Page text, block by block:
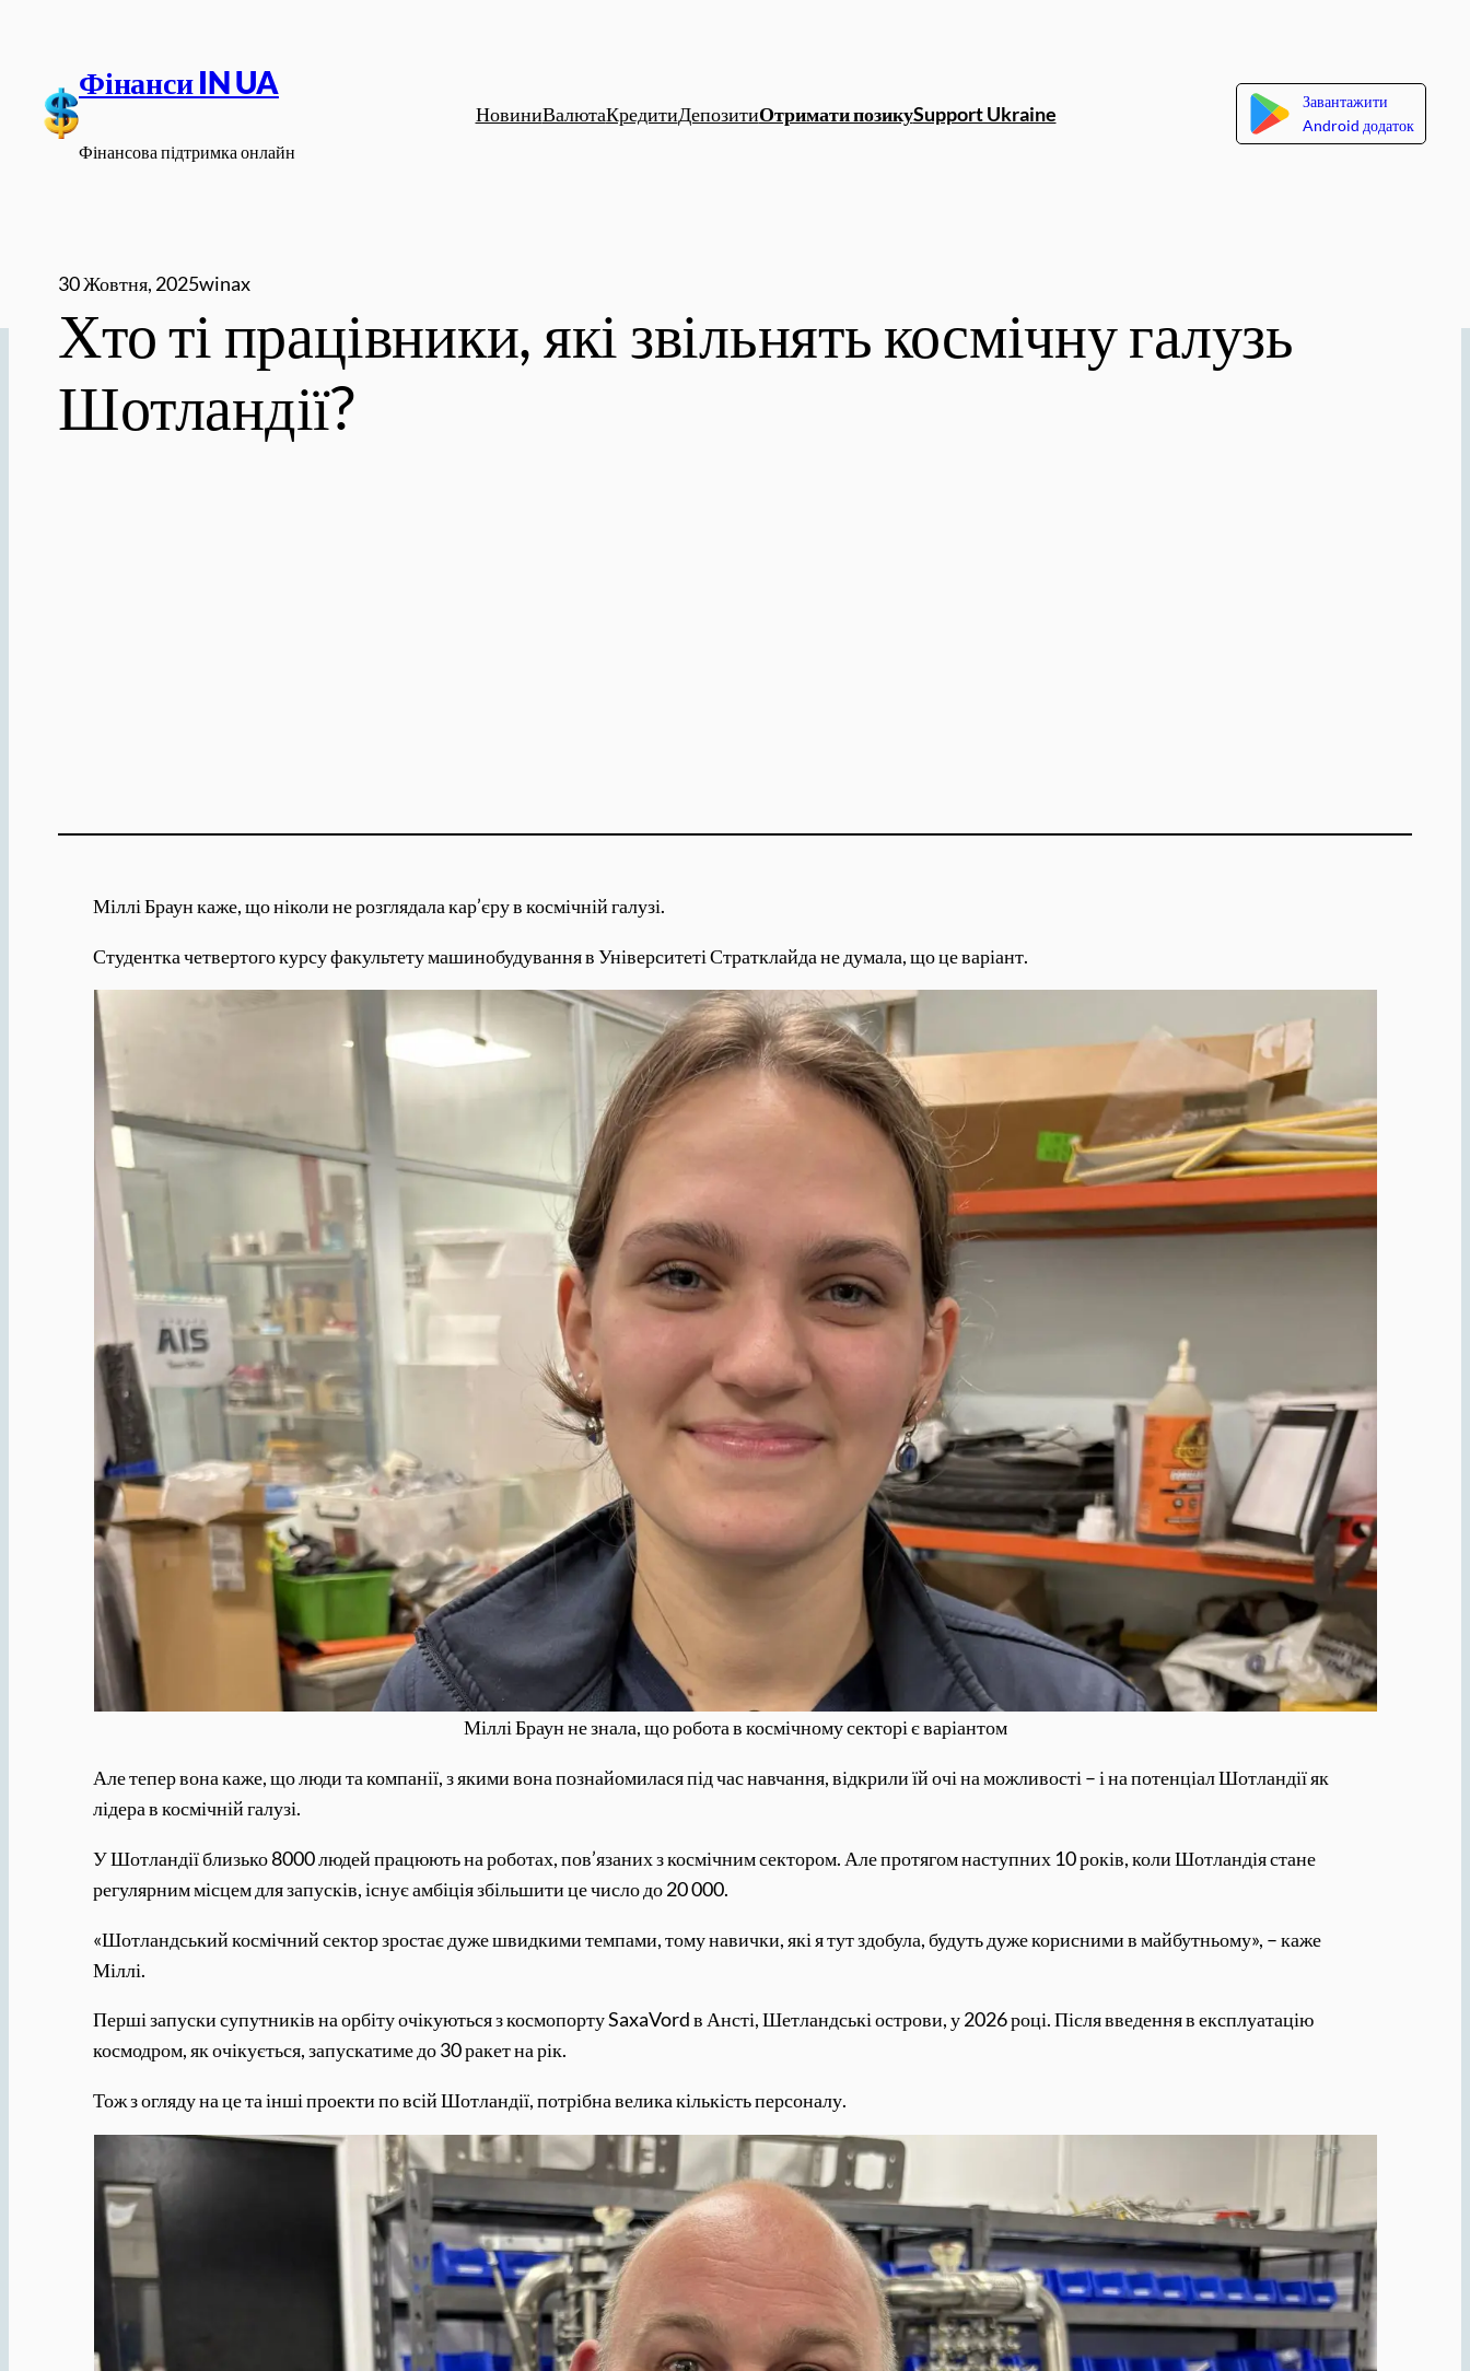
вмісту
Фінанси IN UA
Фінансова підтримка онлайн
НовиниВалютаКредитиДепозитиОтримати позикуSupport Ukraine
Завантажити
Android додаток
30 Жовтня, 2025winax
Хто ті працівники, які звільнять космічну галузь
Шотландії?
Міллі Браун каже, що ніколи не розглядала кар’єру в космічній галузі.
Студентка четвертого курсу факультету машинобудування в Університеті Стратклайда не думала, що це варіант.
Міллі Браун не знала, що робота в космічному секторі є варіантом
Але тепер вона каже, що люди та компанії, з якими вона познайомилася під час навчання, відкрили їй очі на можливості – і на потенціал Шотландії як
лідера в космічній галузі.
У Шотландії близько 8000 людей працюють на роботах, пов’язаних з космічним сектором. Але протягом наступних 10 років, коли Шотландія стане
регулярним місцем для запусків, існує амбіція збільшити це число до 20 000.
«Шотландський космічний сектор зростає дуже швидкими темпами, тому навички, які я тут здобула, будуть дуже корисними в майбутньому», – каже
Міллі.
Перші запуски супутників на орбіту очікуються з космопорту SaxaVord в Ансті, Шетландські острови, у 2026 році. Після введення в експлуатацію
космодром, як очікується, запускатиме до 30 ракет на рік.
Тож з огляду на це та інші проекти по всій Шотландії, потрібна велика кількість персоналу.